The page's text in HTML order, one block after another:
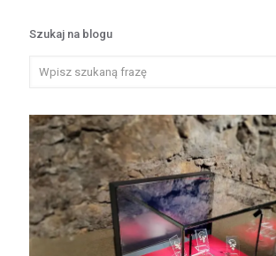
Szukaj na blogu